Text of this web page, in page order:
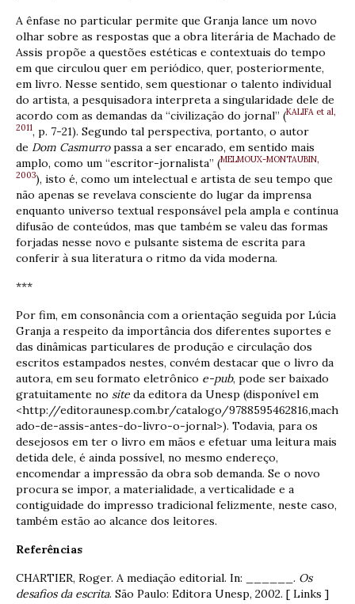
A ênfase no particular permite que Granja lance um novo
olhar sobre as respostas que a obra literária de Machado de
Assis propõe a questões estéticas e contextuais do tempo
em que circulou quer em periódico, quer, posteriormente,
em livro. Nesse sentido, sem questionar o talento individual
do artista, a pesquisadora interpreta a singularidade dele de
acordo com as demandas da “civilização do jornal” (KALIFA et al,
2011, p. 7-21). Segundo tal perspectiva, portanto, o autor
de Dom Casmurropassa a ser encarado, em sentido mais
amplo, como um “escritor-jornalista” (MELMOUX-MONTAUBIN,
2003), isto é, como um intelectual e artista de seu tempo que
não apenas se revelava consciente do lugar da imprensa
enquanto universo textual responsável pela ampla e contínua
difusão de conteúdos, mas que também se valeu das formas
forjadas nesse novo e pulsante sistema de escrita para
conferir à sua literatura o ritmo da vida moderna.
***
Por fim, em consonância com a orientação seguida por Lúcia
Granja a respeito da importância dos diferentes suportes e
das dinâmicas particulares de produção e circulação dos
escritos estampados nestes, convém destacar que o livro da
autora, em seu formato eletrônico e-pub, pode ser baixado
gratuitamente no site da editora da Unesp (disponível em
<http://editoraunesp.com.br/catalogo/9788595462816,mach
ado-de-assis-antes-do-livro-o-jornal>). Todavia, para os
desejosos em ter o livro em mãos e efetuar uma leitura mais
detida dele, é ainda possível, no mesmo endereço,
encomendar a impressão da obra sob demanda. Se o novo
procura se impor, a materialidade, a verticalidade e a
contiguidade do impresso tradicional felizmente, neste caso,
também estão ao alcance dos leitores.
Referências
CHARTIER, Roger. A mediação editorial. In: ______. Os
desafios da escrita. São Paulo: Editora Unesp, 2002. [ Links ]